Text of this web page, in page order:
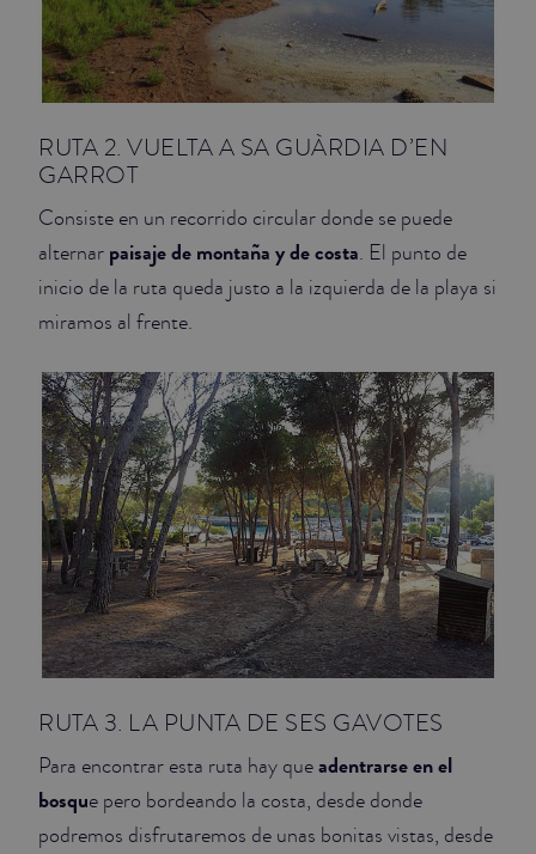
RUTA 2. VUELTA A SA GUÀRDIA D’EN
GARROT
Consiste en un recorrido circular donde se puede
alternar paisaje de montaña y de costa. El punto de
inicio de la ruta queda justo a la izquierda de la playa si
miramos al frente.
RUTA 3. LA PUNTA DE SES GAVOTES
Para encontrar esta ruta hay queadentrarse en el
bosque pero bordeando la costa, desde donde
podremos disfrutaremos de unas bonitas vistas, desde